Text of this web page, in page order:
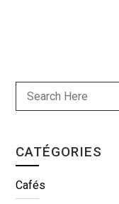
CATÉGORIES
Cafés